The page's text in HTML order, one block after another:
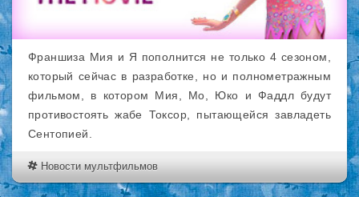
Франшиза Мия и Я пополнится не только 4 сезоном,
который сейчас в разработке, но и полнометражным
фильмом, в котором Мия, Мо, Юко и Фаддл будут
противостоять жабе Токсор, пытающейся завладеть
Сентопией.
Новости мультфильмов